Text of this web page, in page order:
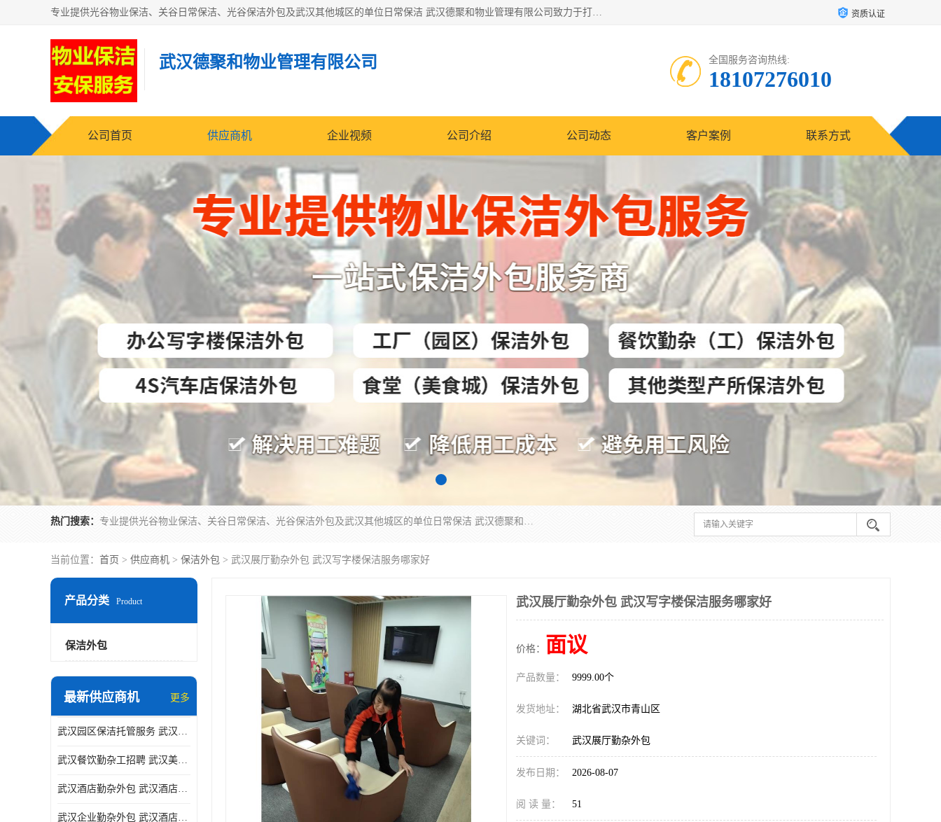
专业提供光谷物业保洁、关谷日常保洁、光谷保洁外包及武汉其他城区的单位日常保洁 武汉德聚和物业管理有限公司致力于打造中国专业物业保洁服务、日常保洁及其他保洁清洗外包服务。自公司成立以来提倡以先进的物业管理理念和模式经营，谋篇布局，以“至诚服务、精益求精、规范管理、锐意拓新”为质量方针，强化内部管理，为业主提供专业化、标准化和精细化的全方位物业服务，管理服务水平得到了广大业主和业内人士的一致好评。 资质认证
武汉德聚和物业管理有限公司 全国服务咨询热线:
18107276010
公司首页 供应商机 企业视频 公司介绍 公司动态 客户案例 联系方式
热门搜索： 专业提供光谷物业保洁、关谷日常保洁、光谷保洁外包及武汉其他城区的单位日常保洁 武汉德聚和物业管理有限公司致力于打造中国专业物业保洁服务、日常保洁及其他保洁清洗外包服务。自公司成立以来提倡以先进的物业管理理念和模式经营，谋篇布局，以“至诚服务、精益求精、规范管理、锐意拓新”为质量方针，强化内部管理，为业主提供专业化、标准化和精细化的全方位物业服务，管理服务水平得到了广大业主和业内人士的一致好评。
当前位置： 首页 > 供应商机 > 保洁外包 > 武汉展厅勤杂外包 武汉写字楼保洁服务哪家好
产品分类 Product
保洁外包
最新供应商机 更多
武汉园区保洁托管服务 武汉运动场馆勤杂外包 武汉餐饮勤杂服务托管
武汉餐饮勤杂工招聘 武汉美食堂定点保洁 武汉酒店勤杂外包
武汉酒店勤杂外包 武汉酒店勤杂服务托管
武汉企业勤杂外包 武汉酒店勤杂服务外包
武汉展厅勤杂外包 武汉写字楼保洁服务哪家好
价格： 面议
产品数量： 9999.00个
发货地址： 湖北省武汉市青山区
关键词： 武汉展厅勤杂外包
发布日期： 2026-08-07
阅 读 量： 51